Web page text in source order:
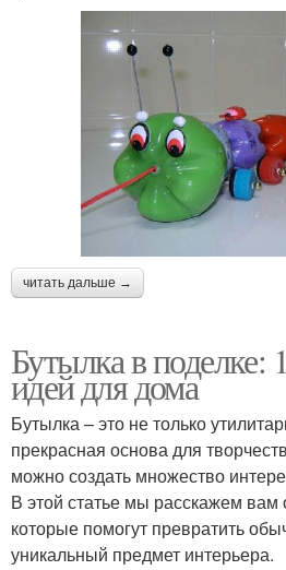
читать дальше →
Бутылка в поделке:
идей для дома
Бутылка – это не только
прекрасная основа для
можно создать множество
В этой статье мы расскажем вам
которые помогут превратить
уникальный предмет интерьера.